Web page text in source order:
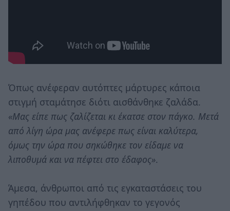
Όπως ανέφεραν αυτόπτες μάρτυρες κάποια
στιγμή σταμάτησε διότι αισθάνθηκε ζαλάδα.
«Μας είπε πως ζαλίζεται κι έκατσε στον πάγκο. Μετά
από λίγη ώρα μας ανέφερε πως είναι καλύτερα,
όμως την ώρα που σηκώθηκε τον είδαμε να
λιποθυμά και να πέφτει στο έδαφος».
Άμεσα, άνθρωποι από τις εγκαταστάσεις του
γηπέδου που αντιλήφθηκαν το γεγονός